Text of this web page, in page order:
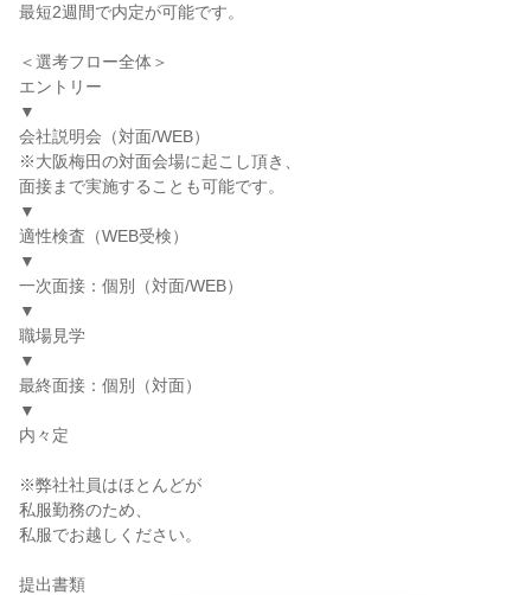
最短2週間で内定が可能です。
＜選考フロー全体＞
エントリー
▼
会社説明会（対面/WEB）
※大阪梅田の対面会場に起こし頂き、
面接まで実施することも可能です。
▼
適性検査（WEB受検）
▼
一次面接：個別（対面/WEB）
▼
職場見学
▼
最終面接：個別（対面）
▼
内々定
※弊社社員はほとんどが
私服勤務のため、
私服でお越しください。
提出書類